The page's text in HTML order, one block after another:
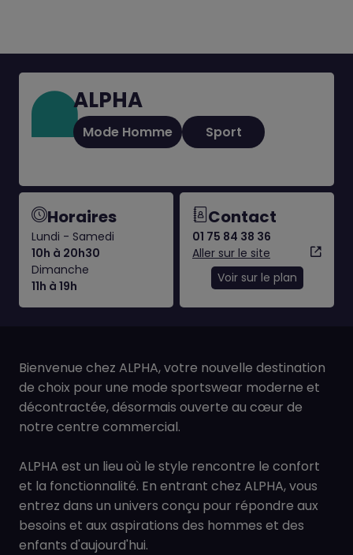
ALPHA
Mode Homme Sport
Horaires
Lundi - Samedi
10h à 20h30
Dimanche
11h à 19h
Contact
01 75 84 38 36
Aller sur le site
Voir sur le plan
Bienvenue chez ALPHA, votre nouvelle destination
de choix pour une mode sportswear moderne et
décontractée, désormais ouverte au cœur de
notre centre commercial.
ALPHA est un lieu où le style rencontre le confort
et la fonctionnalité. En entrant chez ALPHA, vous
entrez dans un univers conçu pour répondre aux
besoins et aux aspirations des hommes et des
enfants d'aujourd'hui.